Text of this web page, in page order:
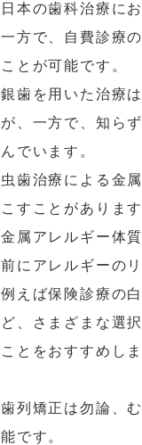
日本の歯科治療に
一方で、自費診療
ことが可能です。
銀歯を用いた治療
が、一方で、知ら
んでいます。
虫歯治療による金
こすことがあります
金属アレルギー体
前にアレルギーの
例えば保険診療の
ど、さまざまな選
ことをおすすめしま
歯列矯正は勿論、
能です。